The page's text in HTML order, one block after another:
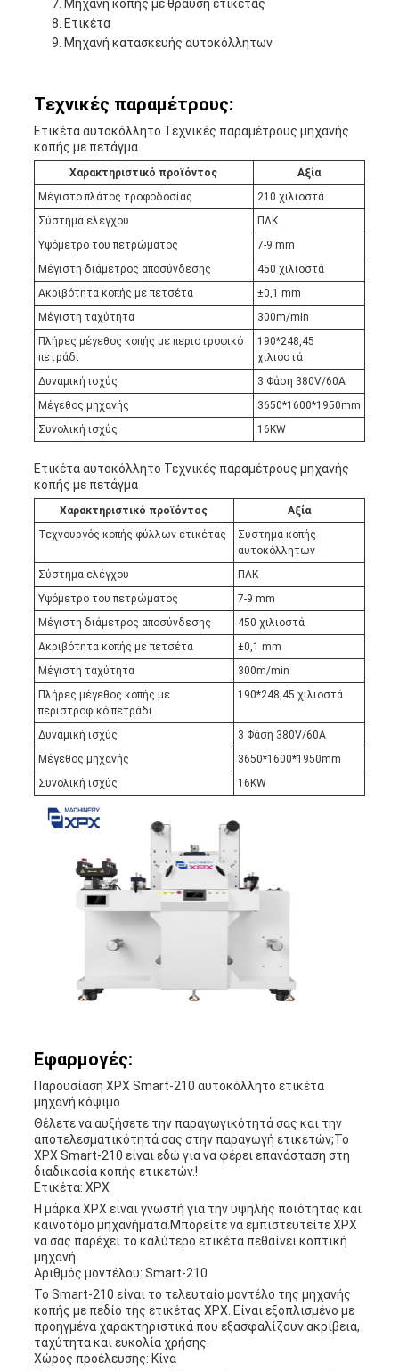
Μηχανή κοπής με θραύση ετικέτας
Ετικέτα
Μηχανή κατασκευής αυτοκόλλητων
Τεχνικές παραμέτρους:
Ετικέτα αυτοκόλλητο Τεχνικές παραμέτρους μηχανής
κοπής με πετάγμα
Χαρακτηριστικό προϊόντος
Αξία
Μέγιστο πλάτος τροφοδοσίας
210 χιλιοστά
Σύστημα ελέγχου
ΠΛΚ
Υψόμετρο του πετρώματος
7-9 mm
Μέγιστη διάμετρος αποσύνδεσης
450 χιλιοστά
Ακριβότητα κοπής με πετσέτα
±0,1 mm
Μέγιστη ταχύτητα
300m/min
Πλήρες μέγεθος κοπής με περιστροφικό
πετράδι
190*248,45
χιλιοστά
Δυναμική ισχύς
3 Φάση 380V/60A
Μέγεθος μηχανής
3650*1600*1950mm
Συνολική ισχύς
16KW
Ετικέτα αυτοκόλλητο Τεχνικές παραμέτρους μηχανής
κοπής με πετάγμα
Χαρακτηριστικό προϊόντος
Αξία
Τεχνουργός κοπής φύλλων ετικέτας
Σύστημα κοπής
αυτοκόλλητων
Σύστημα ελέγχου
ΠΛΚ
Υψόμετρο του πετρώματος
7-9 mm
Μέγιστη διάμετρος αποσύνδεσης
450 χιλιοστά
Ακριβότητα κοπής με πετσέτα
±0,1 mm
Μέγιστη ταχύτητα
300m/min
Πλήρες μέγεθος κοπής με
περιστροφικό πετράδι
190*248,45 χιλιοστά
Δυναμική ισχύς
3 Φάση 380V/60A
Μέγεθος μηχανής
3650*1600*1950mm
Συνολική ισχύς
16KW
Εφαρμογές:
Παρουσίαση XPX Smart-210 αυτοκόλλητο ετικέτα
μηχανή κόψιμο
Θέλετε να αυξήσετε την παραγωγικότητά σας και την
αποτελεσματικότητά σας στην παραγωγή ετικετών;Το
XPX Smart-210 είναι εδώ για να φέρει επανάσταση στη
διαδικασία κοπής ετικετών.!
Ετικέτα: XPX
Η μάρκα XPX είναι γνωστή για την υψηλής ποιότητας και
καινοτόμο μηχανήματα.Μπορείτε να εμπιστευτείτε XPX
να σας παρέχει το καλύτερο ετικέτα πεθαίνει κοπτική
μηχανή.
Αριθμός μοντέλου: Smart-210
Το Smart-210 είναι το τελευταίο μοντέλο της μηχανής
κοπής με πεδίο της ετικέτας XPX. Είναι εξοπλισμένο με
προηγμένα χαρακτηριστικά που εξασφαλίζουν ακρίβεια,
ταχύτητα και ευκολία χρήσης.
Χώρος προέλευσης: Κίνα